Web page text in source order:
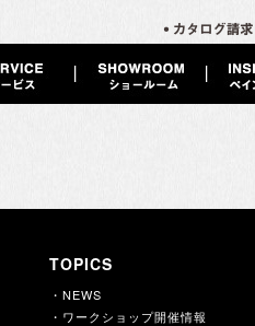
TOPICS
・NEWS
・ワークショップ開催情報